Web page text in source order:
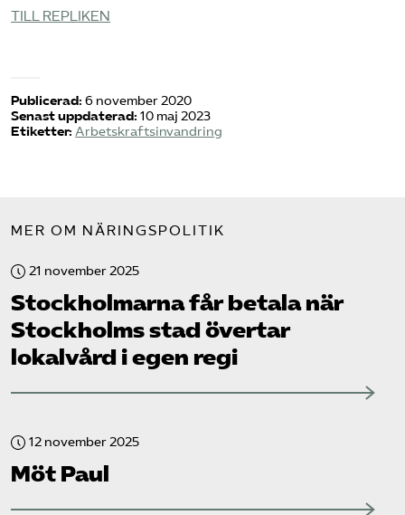
Om webbplatsen
TILL REPLIKEN
Publicerad: 6 november 2020
Senast uppdaterad: 10 maj 2023
Etiketter: Arbetskraftsinvandring
MER OM NÄRINGSPOLITIK
21 november 2025
Stockholmarna får betala när
Stockholms stad övertar
lokalvård i egen regi
12 november 2025
Möt Paul